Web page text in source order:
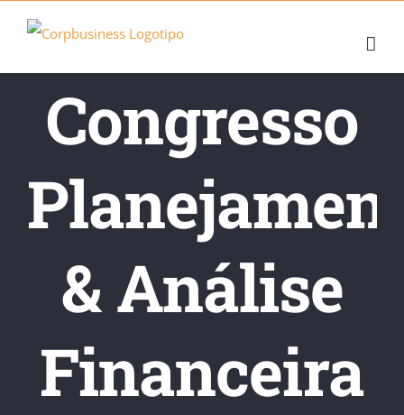
content
Congresso
& Análise
Financeira